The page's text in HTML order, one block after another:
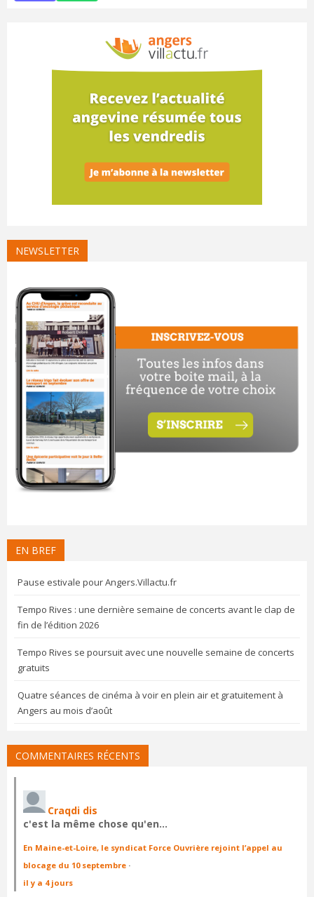
NEWSLETTER
EN BREF
Pause estivale pour Angers.Villactu.fr
Tempo Rives : une dernière semaine de concerts avant le clap de
fin de l’édition 2026
Tempo Rives se poursuit avec une nouvelle semaine de concerts
gratuits
Quatre séances de cinéma à voir en plein air et gratuitement à
Angers au mois d’août
COMMENTAIRES RÉCENTS
Craqdi dis
c'est la même chose qu'en…
En Maine-et-Loire, le syndicat Force Ouvrière rejoint l’appel au
blocage du 10 septembre ·
il y a 4 jours